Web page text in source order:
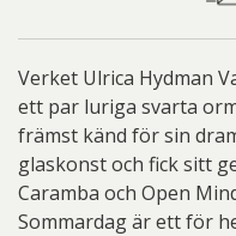
Verket Ulrica Hydman
ett par luriga svarta
främst känd för sin
glaskonst och fick sitt
Caramba och Open
Sommardag är ett för